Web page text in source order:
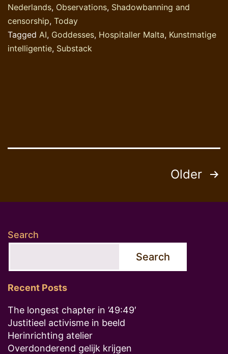
Nederlands, Observations, Shadowbanning and
censorship, Today
Tagged AI, Goddesses, Hospitaller Malta, Kunstmatige
intelligentie, Substack
pagination
Older
Search
Search
Recent Posts
The longest chapter in ’49:49′
Justitieel activisme in beeld
Herinrichting atelier
Overdonderend gelijk krijgen